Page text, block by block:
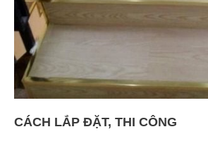
CÁCH LẮP ĐẶT, THI CÔNG